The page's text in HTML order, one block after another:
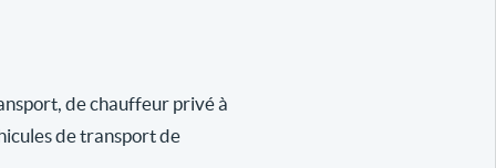
de chauffeur privé à
de transport de